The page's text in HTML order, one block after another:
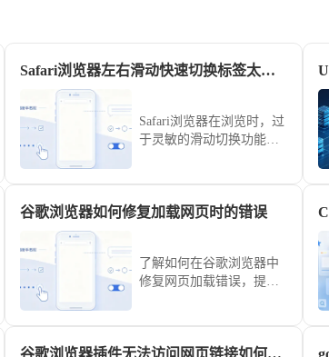
Safari浏览器左右滑动快速切换标签太灵敏怎么在设置关
Safari浏览器在浏览时，过
于灵敏的滑动切换功能常
灵敏度方案，助您精简操
览网页时的专注度与精准
性。
谷歌浏览器如何修复加载网页时的错误
了解如何在谷歌浏览器中
修复网页加载错误，提供
谷歌浏览器插件无法访问网页链接如何检查权限